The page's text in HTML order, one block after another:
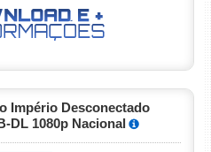
Império Desconectado
DL 1080p Nacional